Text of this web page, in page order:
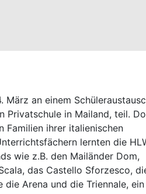
März an einem
Privatschule in Mailand, teil.
Familien ihrer italienischen
lernten die
wie z.B. den Mailänder Dom,
das Castello Sforzesco,
Arena und die Triennale, ein